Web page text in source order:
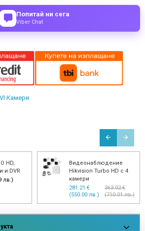
Попитай ни сега
Viber Chat
Камери
HD,
и DVR
лв.)
Видеонаблюдение
Hikvision Turbo HD с 4
камери
281.21 €
(550.00 лв.)
363.02 €
(710.01 лв.)